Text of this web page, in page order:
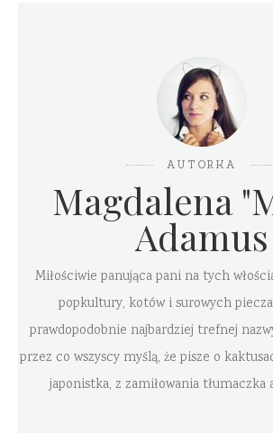
AUTORKA
Magdalena
Adamus
Miłościwie panująca pani na tych
popkultury, kotów i surowych
prawdopodobnie najbardziej trefnej
przez co wszyscy myślą, że pisze o
japonistka, z zamiłowania tłumaczka